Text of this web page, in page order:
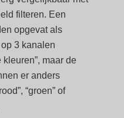
filteren. Een
opgevat als
3 kanalen
maar de
er anders
“groen” of